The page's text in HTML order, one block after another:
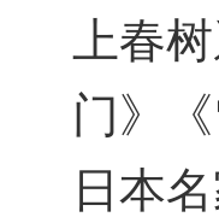
上春
门》
日本